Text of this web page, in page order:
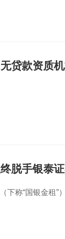
贷款资质
脱手银泰
下称“国银金租”